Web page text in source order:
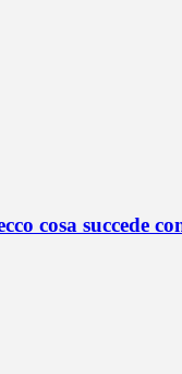
cosa succede